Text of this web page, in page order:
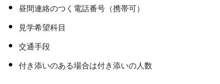
昼間連絡のつく電話番号（携帯可）
見学希望科目
交通手段
付き添いのある場合は付き添いの人数